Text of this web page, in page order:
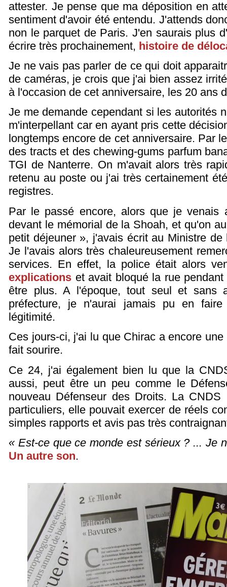
attester. Je pense que ma déposition en
sentiment d'avoir été entendu. J'attends
non le parquet de Paris. J'en saurais plus
écrire très prochainement, histoire de
Je ne vais pas parler de ce qui doit
de caméras, je crois que j'ai bien assez
à l'occasion de cet anniversaire, les 20 ans
Je me demande cependant si les autorités
m'interpellant car en ayant pris cette
longtemps encore de cet anniversaire. Par
des tracts et des chewing-gums parfum
TGI de Nanterre. On m'avait alors très
retenu au poste ou j'ai très certainement
registres.
Par le passé encore, alors que je venais
devant le mémorial de la Shoah, et qu'on
petit déjeuner », j'avais écrit au Ministre
Je l'avais alors très chaleureusement
services. En effet, la police était alors
explications et avait bloqué la rue
être plus. A l'époque, tout seul et sans
préfecture, je n'aurai jamais pu en
légitimité.
Ces jours-ci, j'ai lu que Chirac a encore
fait sourire.
Ce 24, j'ai également bien lu que la
aussi, peut être un peu comme le
nouveau Défenseur des Droits. La
particuliers, elle pouvait exercer de réels
simples rapports et avis pas très
« Est-ce que ce monde est sérieux ? ... Je
Un autre son.